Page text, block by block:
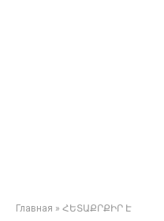
Главная » ՀԵՏԱՔՐՔԻՐ Է